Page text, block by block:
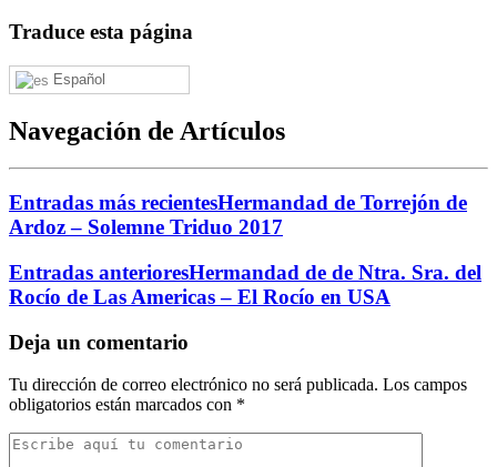
Traduce esta página
Español
Navegación de Artículos
Entradas más recientesHermandad de Torrejón de
Ardoz – Solemne Triduo 2017
Entradas anterioresHermandad de de Ntra. Sra. del
Rocío de Las Americas – El Rocío en USA
Deja un comentario
Tu dirección de correo electrónico no será publicada. Los campos
obligatorios están marcados con *